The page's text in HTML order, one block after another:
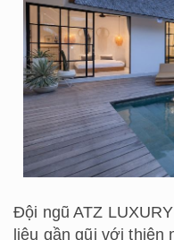
Đội ngũ ATZ
liệu gần gũi với thiên